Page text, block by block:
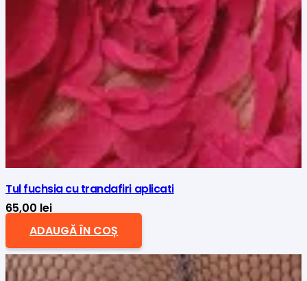
Tul fuchsia cu trandafiri aplicati
65,00 lei
ADAUGĂ ÎN COȘ